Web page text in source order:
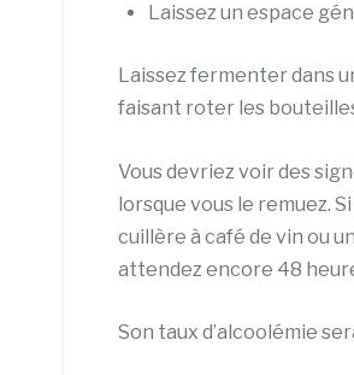
Laissez un espace
Laissez fermenter dans
faisant roter les
Vous devriez voir des
lorsque vous le remuez.
cuillère à café de vin ou
attendez encore 48
Son taux d’alcoolémie